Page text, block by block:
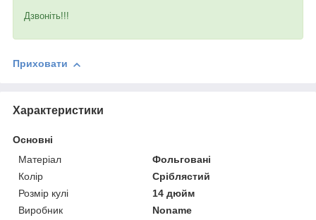
Дзвоніть!!!
Приховати
Характеристики
Основні
Матеріал
Фольговані
Колір
Сріблястий
Розмір кулі
14 дюйм
Виробник
Noname